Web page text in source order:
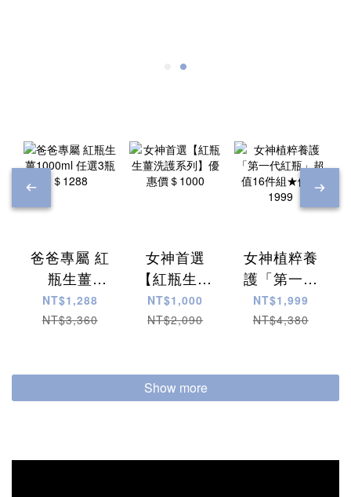
爸爸專屬 紅
瓶生薑
1000ml 任
選3瓶
NT$1,288
NT$3,360
女神首選
【紅瓶生薑
洗護系列】
優惠價
NT$1,000
NT$2,090
女神植粹養
護「第一代
紅瓶」超值
16件組★優
NT$1,999
NT$4,380
Show more